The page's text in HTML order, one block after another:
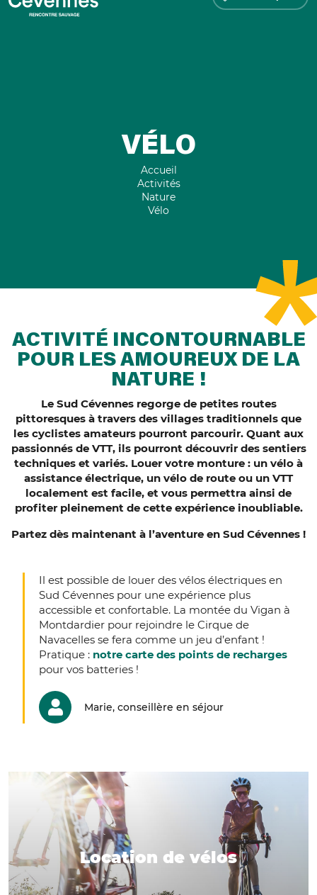
VÉLO
Accueil
Activités
Nature
Vélo
ACTIVITÉ INCONTOURNABLE
POUR LES AMOUREUX DE LA
NATURE !
Le Sud Cévennes regorge de petites routes
pittoresques à travers des villages traditionnels que
les cyclistes amateurs pourront parcourir. Quant aux
passionnés de VTT, ils pourront découvrir des sentiers
techniques et variés. Louer votre monture : un vélo à
assistance électrique, un vélo de route ou un VTT
localement est facile, et vous permettra ainsi de
profiter pleinement de cette expérience inoubliable.
Partez dès maintenant à l’aventure en Sud Cévennes !
Il est possible de louer des vélos électriques en
Sud Cévennes pour une expérience plus
accessible et confortable. La montée du Vigan à
Montdardier pour rejoindre le Cirque de
Navacelles se fera comme un jeu d’enfant !
Pratique : notre carte des points de recharges
pour vos batteries !
Marie, conseillère en séjour
Location de vélos